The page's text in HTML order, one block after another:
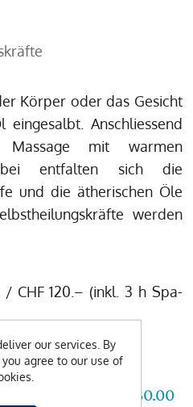
Körper oder das Gesicht
Anschliessend
mit warmen
entfalten sich die
und die ätherischen Öle
werden
CHF 120.– (inkl. 3 h Spa-
CHF 130.00
our services. By
agree to our use of